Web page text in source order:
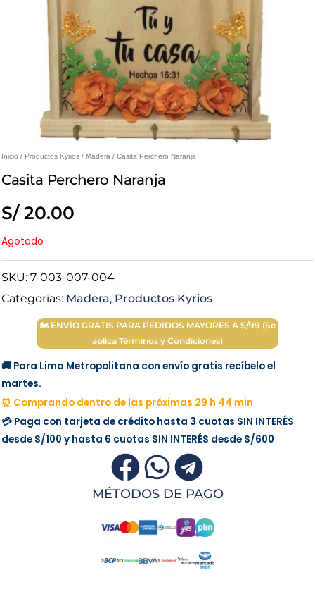
Inicio / Productos Kyrios / Madera / Casita Perchero Naranja
Casita Perchero Naranja
S/20.00
Agotado
SKU: 7-003-007-004
Categorías: Madera, Productos Kyrios
🏍 ENVÍO GRATIS PARA PEDIDOS MAYORES A S/99 (Se
aplica Términos y Condiciones)
🚚 Para Lima Metropolitana con envío gratis recíbelo el
martes.
⏰ Comprando dentro de las próximas 29 h 44 min
💳 Paga con tarjeta de crédito hasta 3 cuotas SIN INTERÉS
desde S/100 y hasta 6 cuotas SIN INTERÉS desde S/600
MÉTODOS DE PAGO